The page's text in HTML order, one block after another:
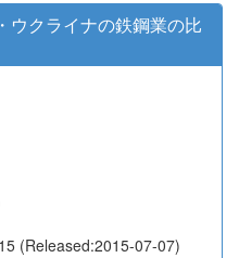
ウクライナの鉄鋼業の比
(Released:2015-07-07)